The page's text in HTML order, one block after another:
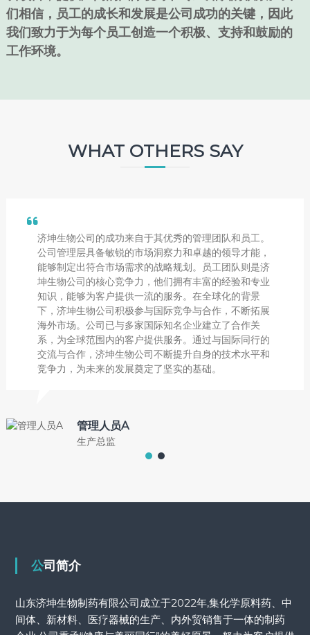
们相信，员工的成长和发展是公司成功的关键，因此
我们致力于为每个员工创造一个积极、支持和鼓励的
工作环境。
WHAT OTHERS SAY
济坤生物公司的成功来自于其优秀的管理团队和员工。
公司管理层具备敏锐的市场洞察力和卓越的领导才能，
能够制定出符合市场需求的战略规划。员工团队则是济
坤生物公司的核心竞争力，他们拥有丰富的经验和专业
知识，能够为客户提供一流的服务。在全球化的背景
下，济坤生物公司积极参与国际竞争与合作，不断拓展
海外市场。公司已与多家国际知名企业建立了合作关
系，为全球范围内的客户提供服务。通过与国际同行的
交流与合作，济坤生物公司不断提升自身的技术水平和
竞争力，为未来的发展奠定了坚实的基础。
管理人员A
生产总监
公司简介
山东济坤生物制药有限公司成立于2022年,集化学原料药、中
间体、新材料、医疗器械的生产、内外贸销售于一体的制药